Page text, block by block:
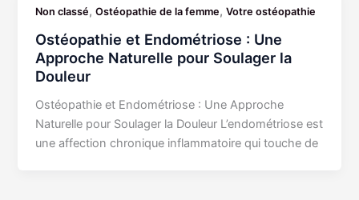
Non classé,Ostéopathie de la femme,Votre ostéopathie
Ostéopathie et Endométriose : Une
Approche Naturelle pour Soulager la
Douleur
Ostéopathie et Endométriose : Une Approche
Naturelle pour Soulager la Douleur L’endométriose est
une affection chronique inflammatoire qui touche de